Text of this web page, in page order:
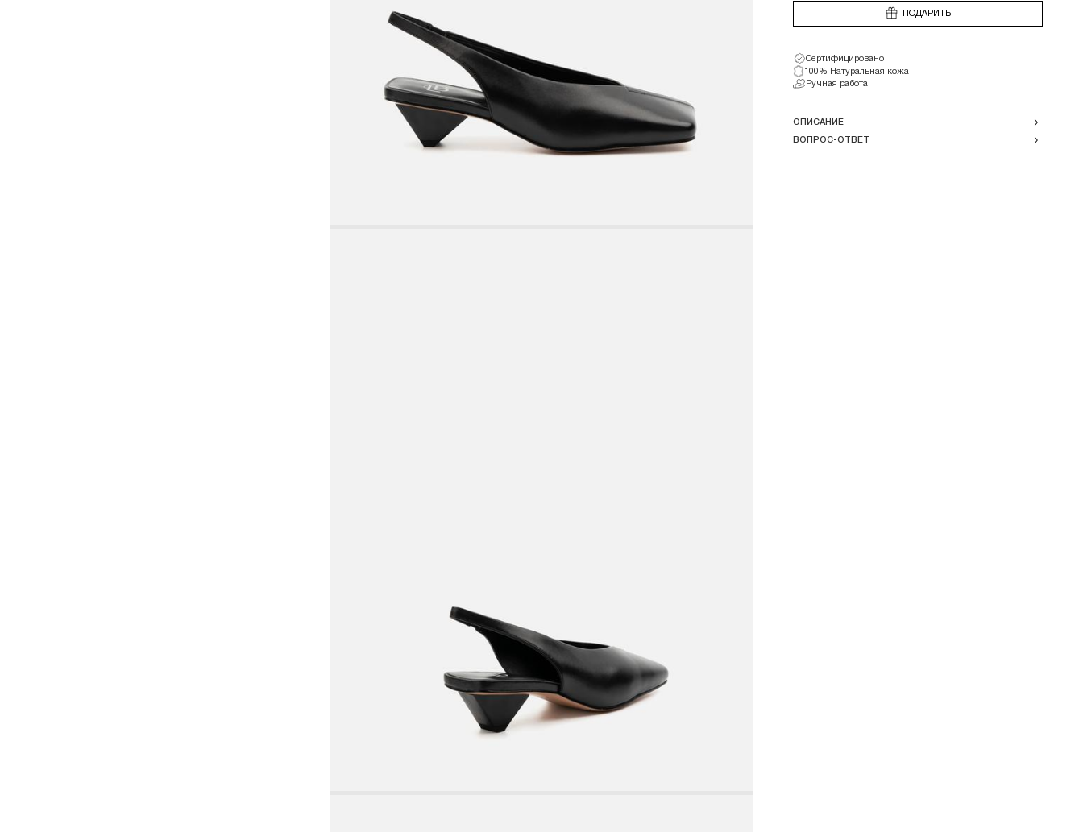
ПОДАРИТЬ
Сертифицировано
100% Натуральная кожа
Ручная работа
ОПИСАНИЕ
ВОПРОС-ОТВЕТ